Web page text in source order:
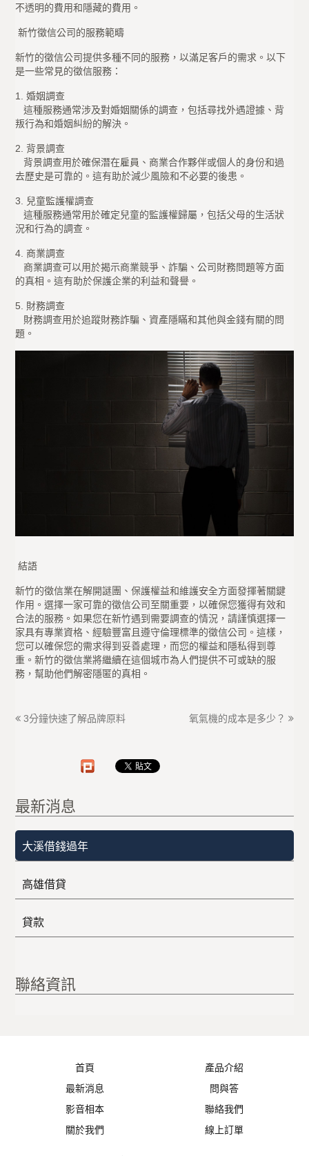
不透明的費用和隱藏的費用。
新竹徵信公司的服務範疇
新竹的徵信公司提供多種不同的服務，以滿足客戶的需求。以下
是一些常見的徵信服務：
1. 婚姻調查
這種服務通常涉及對婚姻關係的調查，包括尋找外遇證據、背
叛行為和婚姻糾紛的解決。
2. 背景調查
背景調查用於確保潛在雇員、商業合作夥伴或個人的身份和過
去歷史是可靠的。這有助於減少風險和不必要的後患。
3. 兒童監護權調查
這種服務通常用於確定兒童的監護權歸屬，包括父母的生活狀
況和行為的調查。
4. 商業調查
商業調查可以用於揭示商業競爭、詐騙、公司財務問題等方面
的真相。這有助於保護企業的利益和聲譽。
5. 財務調查
財務調查用於追蹤財務詐騙、資產隱瞞和其他與金錢有關的問
題。
結語
新竹的徵信業在解開謎團、保護權益和維護安全方面發揮著關鍵
作用。選擇一家可靠的徵信公司至關重要，以確保您獲得有效和
合法的服務。如果您在新竹遇到需要調查的情況，請謹慎選擇一
家具有專業資格、經驗豐富且遵守倫理標準的徵信公司。這樣，
您可以確保您的需求得到妥善處理，而您的權益和隱私得到尊
重。新竹的徵信業將繼續在這個城市為人們提供不可或缺的服
務，幫助他們解密隱匿的真相。
3分鐘快速了解品牌原料 氧氣機的成本是多少？
最新消息
大溪借錢過年
高雄借貸
貸款
聯絡資訊
首頁
產品介紹
最新消息
問與答
影音相本
聯絡我們
關於我們
線上訂單